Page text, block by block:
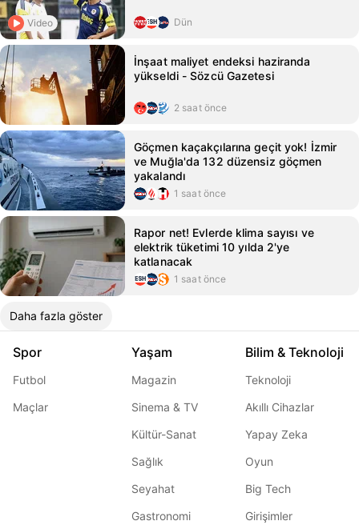
Video Dün
İnşaat maliyet endeksi haziranda
yükseldi - Sözcü Gazetesi
2 saat önce
Göçmen kaçakçılarına geçit yok! İzmir
ve Muğla'da 132 düzensiz göçmen
yakalandı
1 saat önce
Rapor net! Evlerde klima sayısı ve
elektrik tüketimi 10 yılda 2'ye
katlanacak
1 saat önce
Daha fazla göster
Spor
Futbol
Maçlar
Yaşam
Magazin
Sinema & TV
Kültür-Sanat
Sağlık
Seyahat
Gastronomi
Bilim & Teknoloji
Teknoloji
Akıllı Cihazlar
Yapay Zeka
Oyun
Big Tech
Girişimler